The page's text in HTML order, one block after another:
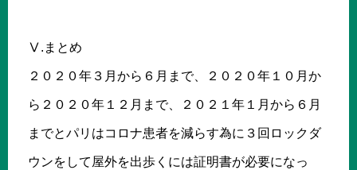
Ⅴ.まとめ
２０２０年３月から６月まで、２０２０年１０月か
ら２０２０年１２月まで、２０２１年１月から６月
までとパリはコロナ患者を減らす為に３回ロックダ
ウンをして屋外を出歩くには証明書が必要になっ